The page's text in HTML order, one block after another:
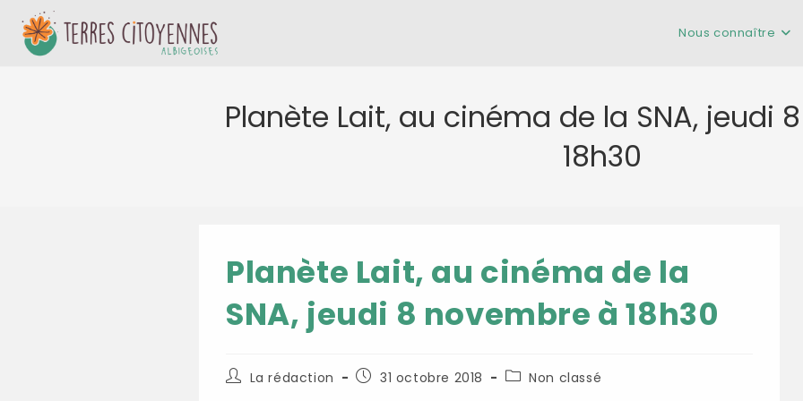
content
Nous connaître
Planète Lait, au cinéma de la SNA, jeudi
18h30
Planète Lait, au cinéma de la
SNA, jeudi 8 novembre à 18h30
Auteur/autrice
La rédaction
Publication
31 octobre 2018
PostNon classé